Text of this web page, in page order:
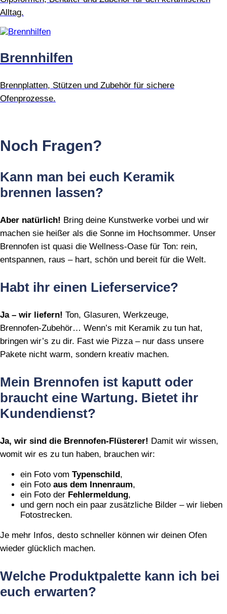
Alltag.
Brennhilfen
Brennplatten, Stützen und Zubehör für sichere
Ofenprozesse.
Noch Fragen?
Kann man bei euch Keramik
brennen lassen?
Aber natürlich! Bring deine Kunstwerke vorbei und wir
machen sie heißer als die Sonne im Hochsommer. Unser
Brennofen ist quasi die Wellness‑Oase für Ton: rein,
entspannen, raus – hart, schön und bereit für die Welt.
Habt ihr einen Lieferservice?
Ja – wir liefern! Ton, Glasuren, Werkzeuge,
Brennofen‑Zubehör… Wenn’s mit Keramik zu tun hat,
bringen wir’s zu dir. Fast wie Pizza – nur dass unsere
Pakete nicht warm, sondern kreativ machen.
Mein Brennofen ist kaputt oder
braucht eine Wartung. Bietet ihr
Kundendienst?
Ja, wir sind die Brennofen‑Flüsterer! Damit wir wissen,
womit wir es zu tun haben, brauchen wir:
ein Foto vom Typenschild,
ein Foto aus dem Innenraum,
ein Foto der Fehlermeldung,
und gern noch ein paar zusätzliche Bilder – wir lieben
Fotostrecken.
Je mehr Infos, desto schneller können wir deinen Ofen
wieder glücklich machen.
Welche Produktpalette kann ich bei
euch erwarten?